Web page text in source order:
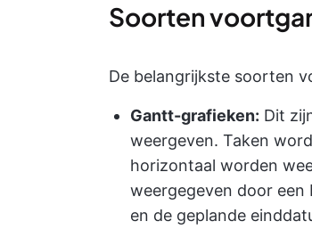
Soorten
De belangrijkste soorten
Gantt-grafieken: Dit
weergeven. Taken
horizontaal worden
weergegeven door
en de geplande